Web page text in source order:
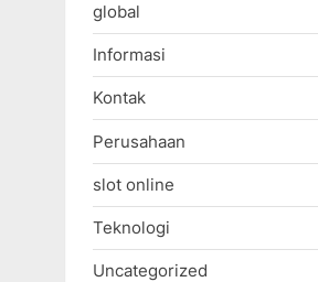
global
Informasi
Kontak
Perusahaan
slot online
Teknologi
Uncategorized